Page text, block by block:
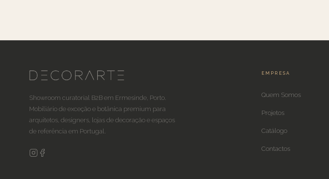
Showroom curatorial B2B em Ermesinde, Porto.
Mobiliário de exceção e botânica premium para
arquitetos, designers, lojas de decoração e espaços
de referência em Portugal.
EMPRESA
Quem Somos
Projetos
Catálogo
Contactos